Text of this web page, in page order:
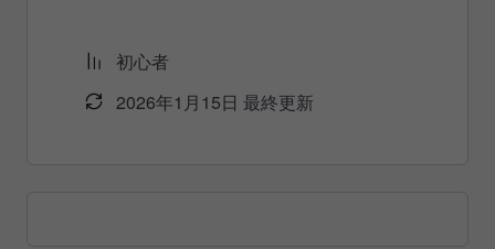
初心者
2026年1月15日 最終更新